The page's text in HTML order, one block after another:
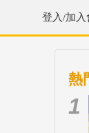
登入/加入
熱
1